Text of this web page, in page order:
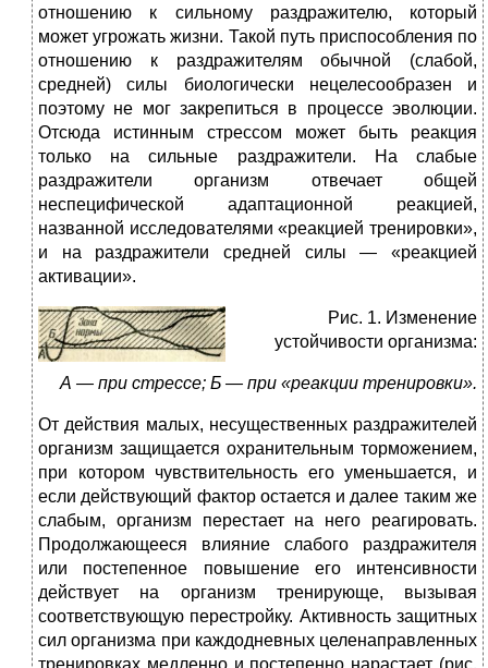
отношению к сильному раздражителю, который
может угрожать жизни. Такой путь приспособления по
отношению к раздражителям обычной (слабой,
средней) силы биологически нецелесообразен и
поэтому не мог закрепиться в процессе эволюции.
Отсюда истинным стрессом может быть реакция
только на сильные раздражители. На слабые
раздражители организм отвечает общей
неспецифической адаптационной реакцией,
названной исследователями «реакцией тренировки»,
и на раздражители средней силы — «реакцией
активации».
Рис. 1. Изменение
устойчивости организма:
А — при стрессе; Б — при «реакции тренировки».
От действия малых, несущественных раздражителей
организм защищается охранительным торможением,
при котором чувствительность его уменьшается, и
если действующий фактор остается и далее таким же
слабым, организм перестает на него реагировать.
Продолжающееся влияние слабого раздражителя
или постепенное повышение его интенсивности
действует на организм тренирующе, вызывая
соответствующую перестройку. Активность защитных
сил организма при каждодневных целенаправленных